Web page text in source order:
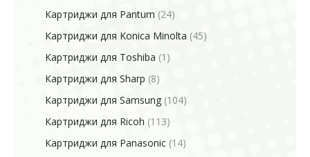
Картриджи для Pantum (24)
Картриджи для Konica Minolta (45)
Картриджи для Toshiba (1)
Картриджи для Sharp (8)
Картриджи для Samsung (104)
Картриджи для Ricoh (113)
Картриджи для Panasonic (14)